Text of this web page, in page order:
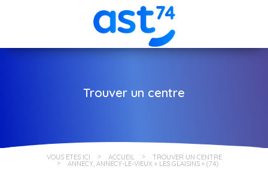
Trouver un centre
VOUS ÊTES ICI ACCUEIL TROUVER UN CENTRE
ANNECY, ANNECY-LE-VIEUX « LES GLAISINS » (74)